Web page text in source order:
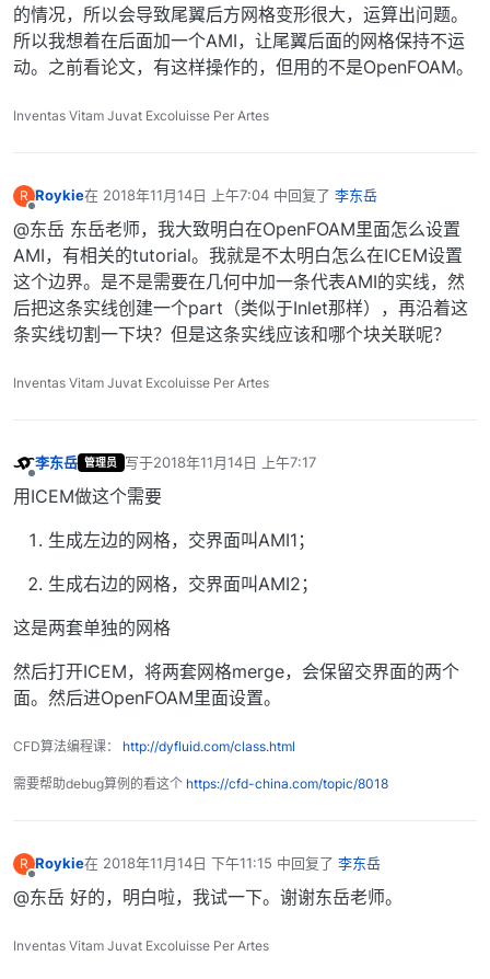
的情况，所以会导致尾翼后方网格变形很大，运算出问题。
所以我想着在后面加一个AMI，让尾翼后面的网格保持不运
动。之前看论文，有这样操作的，但用的不是OpenFOAM。
Inventas Vitam Juvat Excoluisse Per Artes
R
离线
Roykie在 2018年11月14日 上午7:04 中回复了 李东岳
最后由 编辑
@东岳 东岳老师，我大致明白在OpenFOAM里面怎么设置
AMI，有相关的tutorial。我就是不太明白怎么在ICEM设置
这个边界。是不是需要在几何中加一条代表AMI的实线，然
后把这条实线创建一个part（类似于Inlet那样），再沿着这
条实线切割一下块？但是这条实线应该和哪个块关联呢？
Inventas Vitam Juvat Excoluisse Per Artes
离线
李东岳 管理员 写于2018年11月14日 上午7:17
最后由 编辑
用ICEM做这个需要
生成左边的网格，交界面叫AMI1；
生成右边的网格，交界面叫AMI2；
这是两套单独的网格
然后打开ICEM，将两套网格merge，会保留交界面的两个
面。然后进OpenFOAM里面设置。
CFD算法编程课： http://dyfluid.com/class.html
需要帮助debug算例的看这个 https://cfd-china.com/topic/8018
R Roykie在 2018年11月14日 下午11:15 中回复了 李东岳
最后由 编辑
@东岳 好的，明白啦，我试一下。谢谢东岳老师。
Inventas Vitam Juvat Excoluisse Per Artes